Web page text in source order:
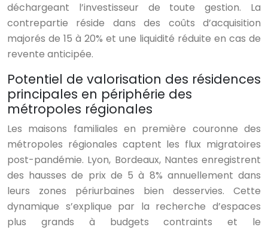
déchargeant l’investisseur de toute gestion. La
contrepartie réside dans des coûts d’acquisition
majorés de 15 à 20% et une liquidité réduite en cas de
revente anticipée.
Potentiel de valorisation des résidences
principales en périphérie des
métropoles régionales
Les maisons familiales en première couronne des
métropoles régionales captent les flux migratoires
post-pandémie. Lyon, Bordeaux, Nantes enregistrent
des hausses de prix de 5 à 8% annuellement dans
leurs zones périurbaines bien desservies. Cette
dynamique s’explique par la recherche d’espaces
plus grands à budgets contraints et le